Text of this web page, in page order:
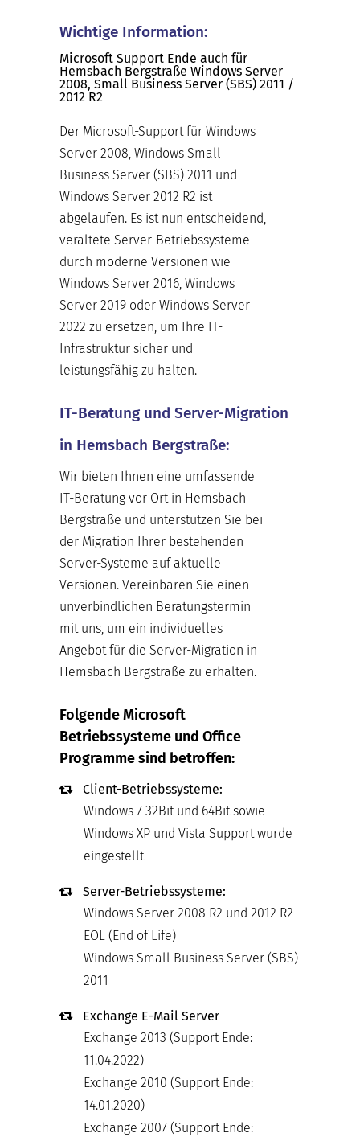
Wichtige Information:
Microsoft Support Ende auch für
Hemsbach Bergstraße Windows Server
2008, Small Business Server (SBS) 2011 /
2012 R2
Der Microsoft-Support für Windows
Server 2008, Windows Small
Business Server (SBS) 2011 und
Windows Server 2012 R2 ist
abgelaufen. Es ist nun entscheidend,
veraltete Server-Betriebssysteme
durch moderne Versionen wie
Windows Server 2016, Windows
Server 2019 oder Windows Server
2022 zu ersetzen, um Ihre IT-
Infrastruktur sicher und
leistungsfähig zu halten.
IT-Beratung und Server-Migration
in Hemsbach Bergstraße:
Wir bieten Ihnen eine umfassende
IT-Beratung vor Ort in Hemsbach
Bergstraße und unterstützen Sie bei
der Migration Ihrer bestehenden
Server-Systeme auf aktuelle
Versionen. Vereinbaren Sie einen
unverbindlichen Beratungstermin
mit uns, um ein individuelles
Angebot für die Server-Migration in
Hemsbach Bergstraße zu erhalten.
Folgende Microsoft
Betriebssysteme und Office
Programme sind betroffen:
Client-Betriebssysteme:
Windows 7 32Bit und 64Bit sowie
Windows XP und Vista Support wurde
eingestellt
Server-Betriebssysteme:
Windows Server 2008 R2 und 2012 R2
EOL (End of Life)
Windows Small Business Server (SBS)
2011
Exchange E-Mail Server
Exchange 2013 (Support Ende:
11.04.2022)
Exchange 2010 (Support Ende:
14.01.2020)
Exchange 2007 (Support Ende: